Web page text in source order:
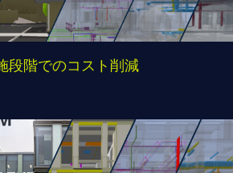
段階でのコスト削減